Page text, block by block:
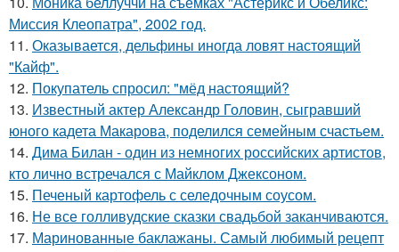
Миссия Клеопатра", 2002 год.
11. Оказывается, дельфины иногда ловят настоящий
"Кайф".
12. Покупатель спросил: "мёд настоящий?
13. Известный актер Александр Головин, сыгравший
юного кадета Макарова, поделился семейным счастьем.
14. Дима Билан - один из немногих российских артистов,
кто лично встречался с Майклом Джексоном.
15. Печеный картофель с селедочным соусом.
16. Не все голливудские сказки свадьбой заканчиваются.
17. Маринованные баклажаны. Самый любимый рецепт